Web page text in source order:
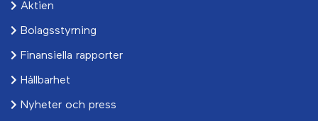
Aktien
Bolagsstyrning
Finansiella rapporter
Hållbarhet
Nyheter och press